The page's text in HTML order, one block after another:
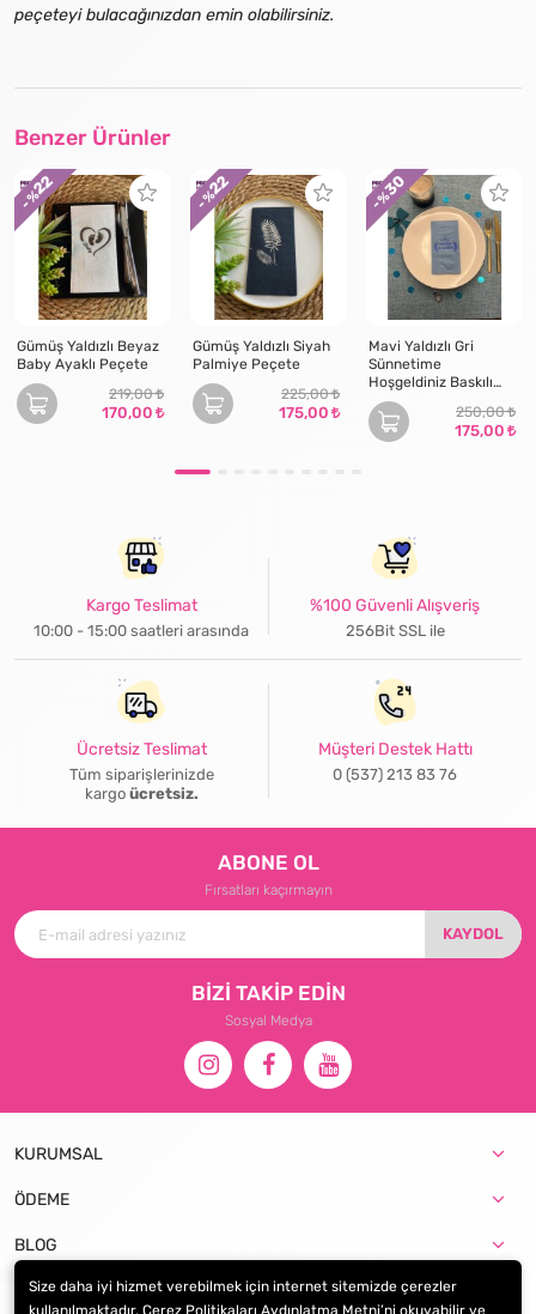
peçeteyi bulacağınızdan emin olabilirsiniz.
Benzer Ürünler
Gümüş Yaldızlı Beyaz
Baby Ayaklı Peçete
219,00
170,00
- %
22
Gümüş Yaldızlı Siyah
Palmiye Peçete
225,00
175,00
- %
22
Mavi Yaldızlı Gri
Sünnetime
Hoşgeldiniz Baskılı
Garson Katlama
Peçete 16 Adet250,00
175,00
- %
30
Kargo Teslimat
10:00 - 15:00 saatleri arasında
%100 Güvenli Alışveriş
256Bit SSL ile
Ücretsiz Teslimat
Tüm siparişlerinizde
kargo ücretsiz.
Müşteri Destek Hattı
0 (537) 213 83 76
ABONE OL
Fırsatları kaçırmayın
KAYDOL
BİZİ TAKİP EDİN
Sosyal Medya
KURUMSAL
ÖDEME
BLOG
Size daha iyi hizmet verebilmek için internet sitemizde çerezler
kullanılmaktadır. Çerez Politikaları Aydınlatma Metni’ni okuyabilir ve